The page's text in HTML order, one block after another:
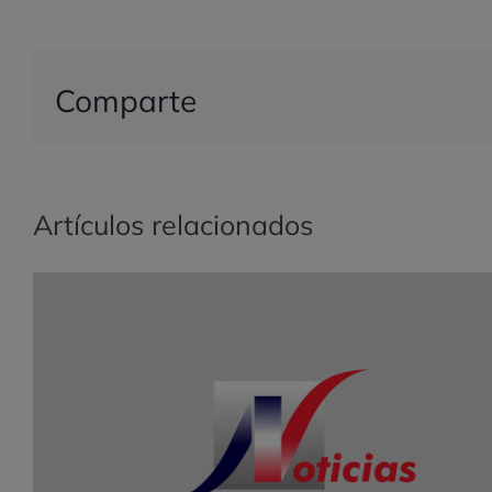
Comparte
Artículos relacionados
Valnalón y FFES inician los cursos de
formación sobre Creación de Empresas y los
Foros de Consolidación para mujeres